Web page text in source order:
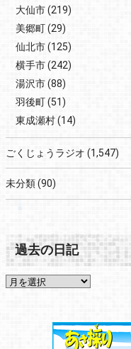
大仙市(219)
美郷町(29)
仙北市(125)
横手市(242)
湯沢市(88)
羽後町(51)
東成瀬村(14)
ごくじょうラジオ (1,547)
未分類(90)
過去の日記